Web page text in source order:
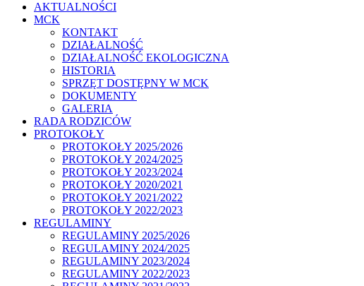
AKTUALNOŚCI
MCK
KONTAKT
DZIAŁALNOŚĆ
DZIAŁALNOŚĆ EKOLOGICZNA
HISTORIA
SPRZĘT DOSTĘPNY W MCK
DOKUMENTY
GALERIA
RADA RODZICÓW
PROTOKOŁY
PROTOKOŁY 2025/2026
PROTOKOŁY 2024/2025
PROTOKOŁY 2023/2024
PROTOKOŁY 2020/2021
PROTOKOŁY 2021/2022
PROTOKOŁY 2022/2023
REGULAMINY
REGULAMINY 2025/2026
REGULAMINY 2024/2025
REGULAMINY 2023/2024
REGULAMINY 2022/2023